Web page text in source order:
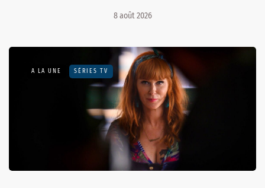
8 août 2026
A LA UNE SÉRIES TV